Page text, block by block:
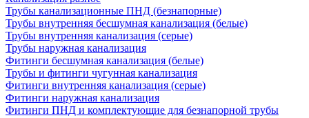
Трубы канализационные ПНД (безнапорные)
Трубы внутренняя бесшумная канализация (белые)
Трубы внутренняя канализация (серые)
Трубы наружная канализация
Фитинги бесшумная канализация (белые)
Трубы и фитинги чугунная канализация
Фитинги внутренняя канализация (серые)
Фитинги наружная канализация
Фитинги ПНД и комплектующие для безнапорной трубы